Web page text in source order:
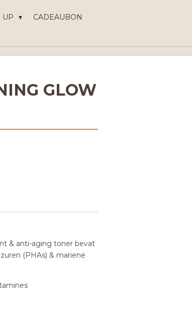
UP CADEAUBON
GLOW
& anti-aging toner bevat
(PHAs) & mariene